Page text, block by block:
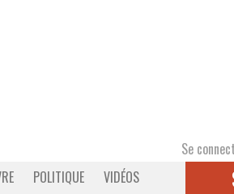
Se
POLITIQUE VIDÉOS